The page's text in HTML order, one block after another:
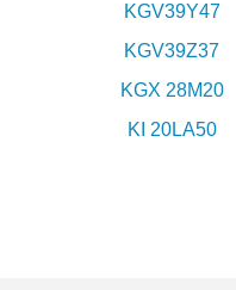
KGV39Y47
KGV39Z37
KGX 28M20
KI 20LA50